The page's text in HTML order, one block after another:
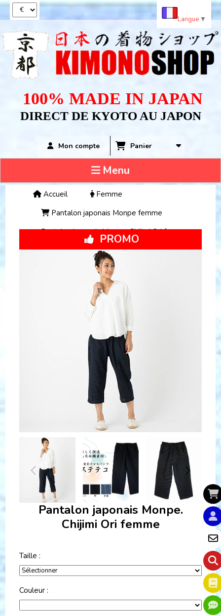
100% MADE IN JAPAN
DIRECT DE KYOTO AU JAPON
Mon compte Panier
Menu
Accueil
Femme
Pantalon japonais Monpe femme
Pantalon japonais Monpe. Chijimi Ori femme
PROMO
Pantalon japonais Monpe.
Chijimi Ori femme
Taille :
Couleur :
Langue ▼
Panneau de gestion des cookies